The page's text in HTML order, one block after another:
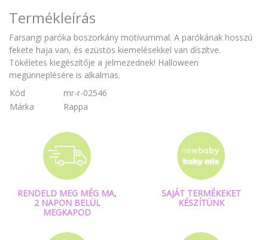
Termékleírás
Farsangi paróka boszorkány motívummal. A parókának hosszú
fekete haja van, és ezüstös kiemelésekkel van díszítve.
Tökéletes kiegészítője a jelmezednek! Halloween
megünneplésére is alkalmas.
Kód
mr-r-02546
Márka
Rappa
RENDELD MEG MÉG MA,
2 NAPON BELÜL
MEGKAPOD
SAJÁT TERMÉKEKET
KÉSZÍTÜNK